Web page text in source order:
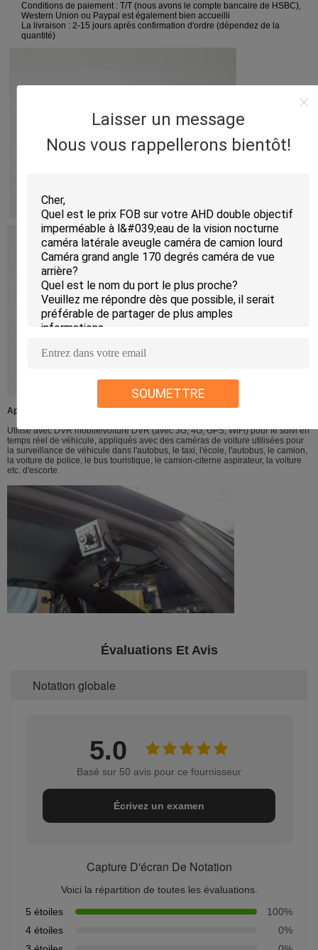
Laisser un message
Nous vous rappellerons bientôt!
SOUMETTRE
Conditions de paiement : T/T (nous avons le compte bancaire de HSBC),
Western Union ou Paypal est également bien accueilli
La livraison : 2-15 jours après confirmation d'ordre (dépendez de la
quantité)
Application :
Utilisé avec DVR mobile/voiture DVR (avec 3G, 4G, GPS, WiFi) pour le suivi en
temps réel de véhicule, appliqués avec des caméras de voiture utilisées pour
la surveillance de véhicule dans l'autobus, le taxi, l'école, l'autobus, le camion,
la voiture de police, le bus touristique, le camion-citerne aspirateur, la voiture
etc. d'escorte.
Évaluations Et Avis
Notation globale
5.0
Basé sur 50 avis pour ce fournisseur
Écrivez un examen
Capture D'écran De Notation
Voici la répartition de toutes les évaluations.
5 étoiles
100%
4 étoiles
0%